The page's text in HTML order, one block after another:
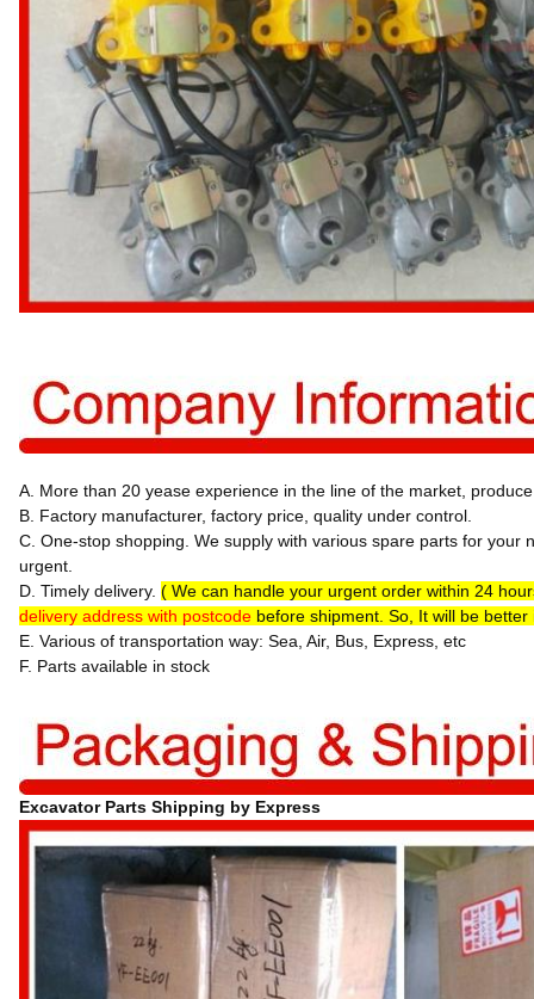
A. More than 20 yease experience in the line of the market,
B. Factory manufacturer, factory price, quality under control.
C. One-stop shopping. We supply with various spare parts for
urgent.
D. Timely delivery. ( We can handle your urgent order within 24
delivery address with postcode before shipment. So, It will be
E. Various of transportation way: Sea, Air, Bus, Express, etc
F. Parts available in stock
Excavator Parts Shipping by Express